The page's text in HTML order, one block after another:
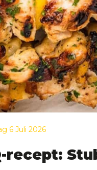
6 Juli 2026
recept: